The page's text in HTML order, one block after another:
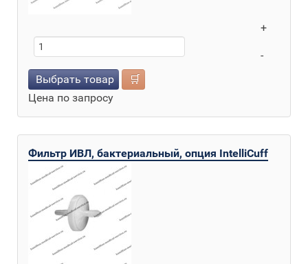
+
-
Выбрать товар
🛒
Цена по запросу
Фильтр ИВЛ, бактериальный, опция IntelliCuff